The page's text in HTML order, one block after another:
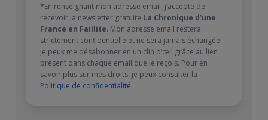
*En renseignant mon adresse email, j’accepte de
recevoir la newsletter gratuite La Chronique d’une
France en Faillite. Mon adresse email restera
strictement confidentielle et ne sera jamais échangée.
Je peux me désabonner en un clin d’œil grâce au lien
présent dans chaque email que je reçois. Pour en
savoir plus sur mes droits, je peux consulter la
Politique de confidentialité.